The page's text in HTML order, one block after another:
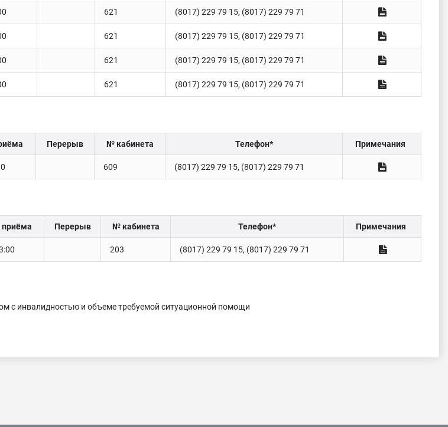
621 (8017) 229 79 15, (8017) 229 79 71
621 (8017) 229 79 15, (8017) 229 79 71
621 (8017) 229 79 15, (8017) 229 79 71
621 (8017) 229 79 15, (8017) 229 79 71
Перерыв № кабинета Телефон* Примечания
609 (8017) 229 79 15, (8017) 229 79 71
Перерыв № кабинета Телефон* Примечания
203 (8017) 229 79 15, (8017) 229 79 71
с инвалидностью и объеме требуемой ситуационной помощи